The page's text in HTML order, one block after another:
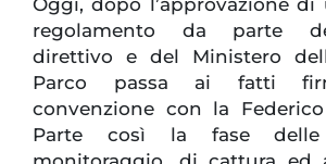
Oggi, dopo l’approvazione di
regolamento da parte
direttivo e del Ministero
Parco passa ai fatti
convenzione con la
Parte così la fase